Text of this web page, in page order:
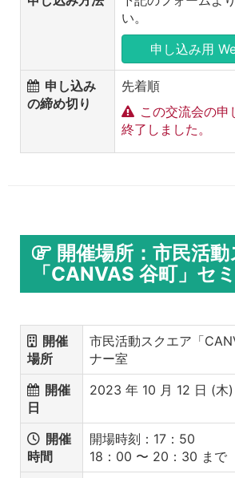
い。
申し込み用
申し込み
の締め切り
先着順
この交流会の申
終了しました。
開催場所：市民活
「CANVAS 谷町」セ
開催
場所
市民活動スクエア「
ナー室
開催
日
2023 年 10 月 12 日 (木)
開催
時間
開場時刻：17：50
18：00 〜 20：30 まで